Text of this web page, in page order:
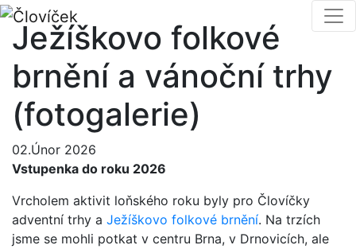
Ježíškovo folkové
brnění a vánoční trhy
(fotogalerie)
02.Únor 2026
Vstupenka do roku 2026
Vrcholem aktivit loňského roku byly pro Človíčky
adventní trhy a Ježíškovo folkové brnění. Na trzích
jsme se mohli potkat v centru Brna, v Drnovicích, ale